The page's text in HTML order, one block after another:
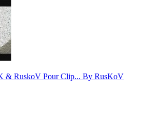
& RuskoV Pour Clip... By RusKoV